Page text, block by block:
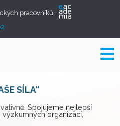
pracovníků.
SÍLA“
Spojujeme nejlepší
organizací,